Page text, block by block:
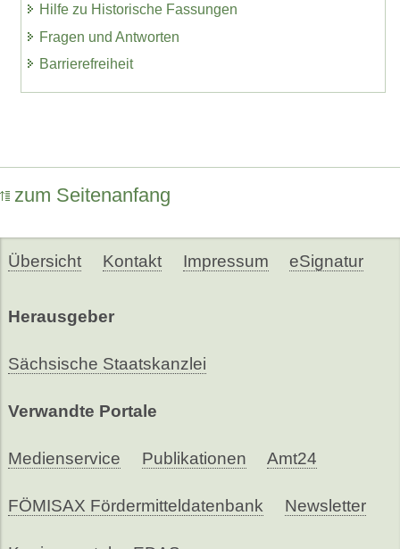
Hilfe zu Historische Fassungen
Fragen und Antworten
Barrierefreiheit
zum Seitenanfang
Übersicht Kontakt Impressum eSignatur
Herausgeber
Sächsische Staatskanzlei
Verwandte Portale
Medienservice Publikationen Amt24
FÖMISAX Fördermitteldatenbank Newsletter